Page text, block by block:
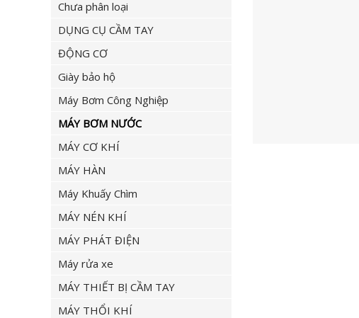
Chưa phân loại
DỤNG CỤ CẦM TAY
ĐỘNG CƠ
Giày bảo hộ
Máy Bơm Công Nghiệp
MÁY BƠM NƯỚC
MÁY CƠ KHÍ
MÁY HÀN
Máy Khuấy Chìm
MÁY NÉN KHÍ
MÁY PHÁT ĐIỆN
Máy rửa xe
MÁY THIẾT BỊ CẦM TAY
MÁY THỔI KHÍ